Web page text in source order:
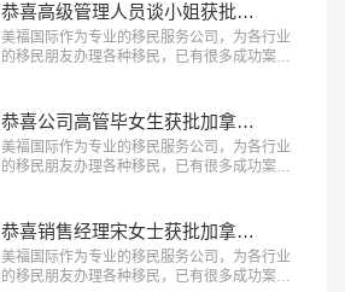
恭喜高级管理人员谈小姐获批加拿大联邦技术移民！
美福国际作为专业的移民服务公司，为各行业
的移民朋友办理各种移民，已有很多成功案
恭喜公司高管毕女生获批加拿大联邦技术移民！
美福国际作为专业的移民服务公司，为各行业
的移民朋友办理各种移民，已有很多成功案
恭喜销售经理宋女士获批加拿大阿省雇主担保移民！
美福国际作为专业的移民服务公司，为各行业
的移民朋友办理各种移民，已有很多成功案